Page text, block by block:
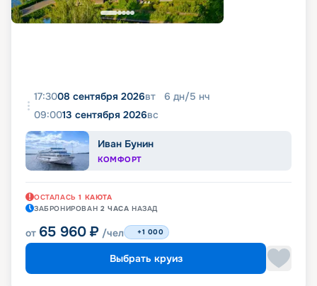
17:3008 сентября 2026вт 6 дн/5 нч
09:0013 сентября 2026вс
Иван Бунин
КОМФОРТ
ОСТАЛАСЬ 1 КАЮТА
ЗАБРОНИРОВАН 2 ЧАСА НАЗАД
от 65 960 ₽ /чел +1 000
Выбрать круиз